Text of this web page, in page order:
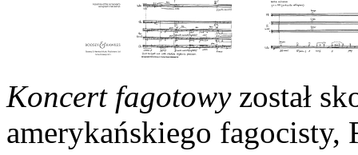
Koncert fagotowy został
amerykańskiego fagocisty,